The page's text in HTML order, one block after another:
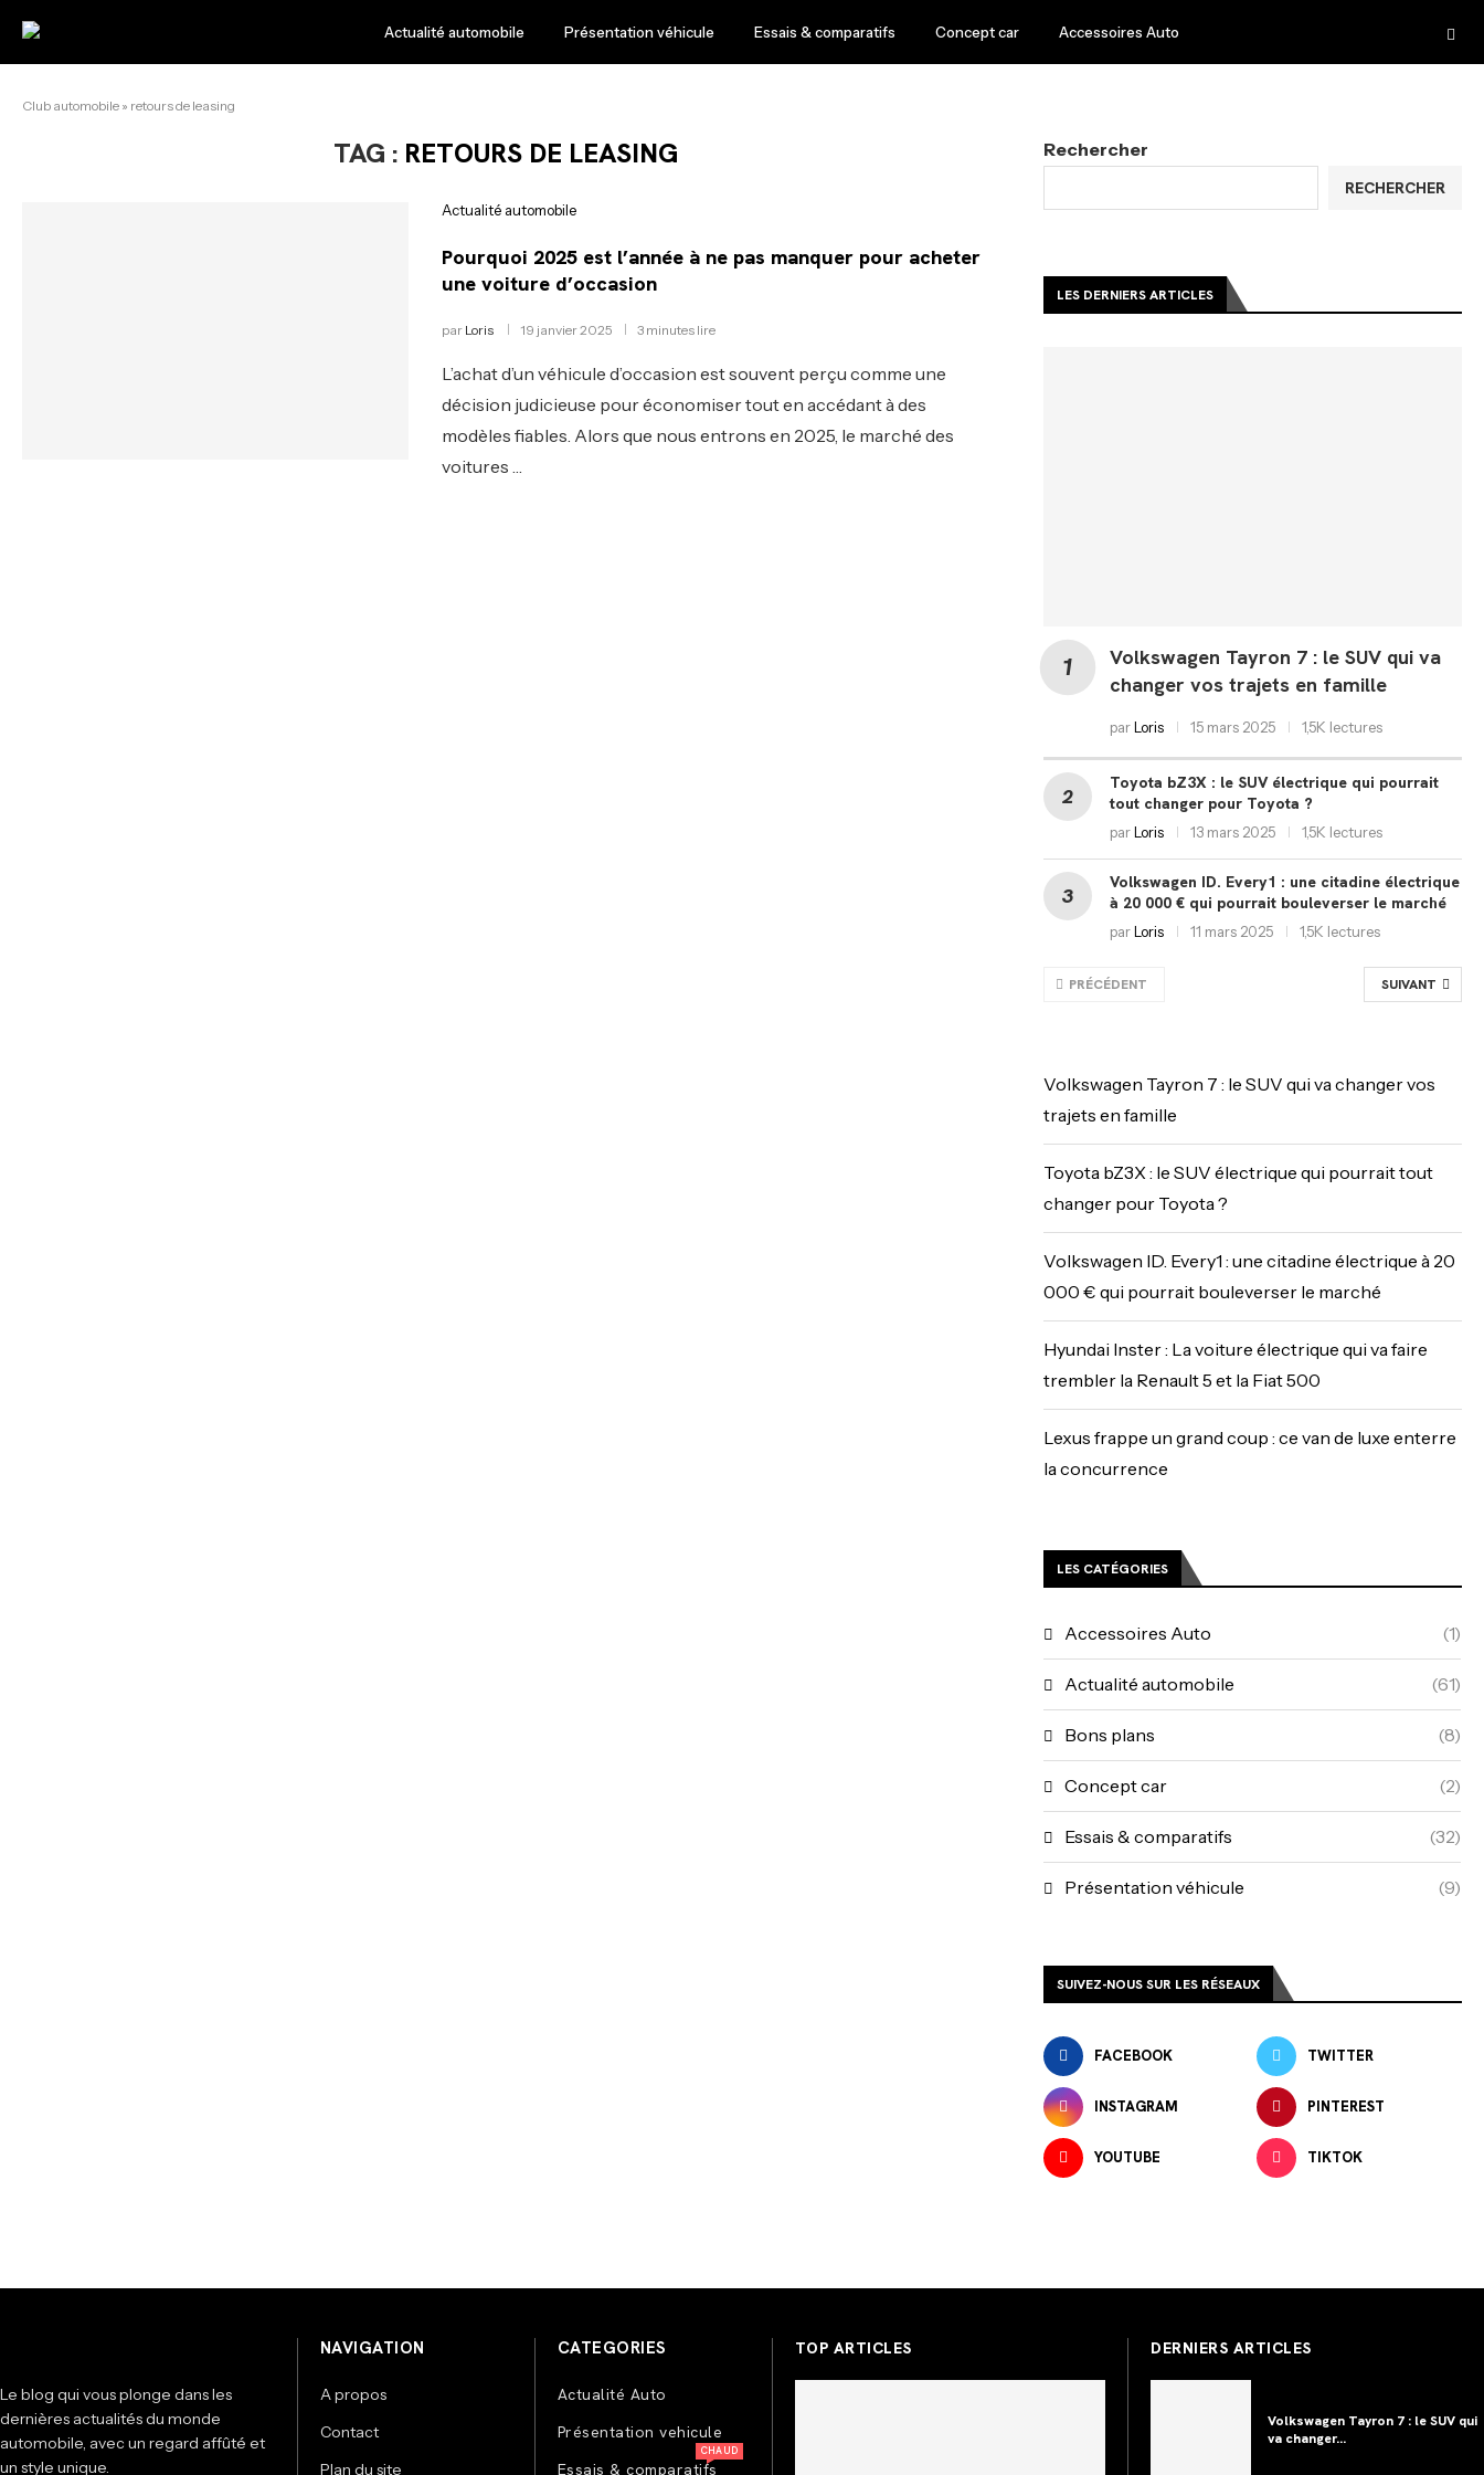
Actualité automobile Présentation véhicule Essais & comparatifs Concept car Accessoires Auto
Club automobile » retours de leasing
TAG : RETOURS DE LEASING
Actualité automobile
Pourquoi 2025 est l’année à ne pas manquer pour acheter
une voiture d’occasion
par Loris 19 janvier 2025 3 minutes lire
L’achat d’un véhicule d’occasion est souvent perçu comme une
décision judicieuse pour économiser tout en accédant à des
modèles fiables. Alors que nous entrons en 2025, le marché des
voitures …
Rechercher
RECHERCHER
LES DERNIERS ARTICLES
Volkswagen Tayron 7 : le SUV qui va
changer vos trajets en famille
parLoris 15 mars 2025 1,5K lectures
Toyota bZ3X : le SUV électrique qui pourrait
tout changer pour Toyota ?
parLoris 13 mars 2025 1,5K lectures
Volkswagen ID. Every1 : une citadine électrique
à 20 000 € qui pourrait bouleverser le marché
parLoris 11 mars 2025 1,5K lectures
PRÉCÉDENT SUIVANT
Volkswagen Tayron 7 : le SUV qui va changer vos
trajets en famille
Toyota bZ3X : le SUV électrique qui pourrait tout
changer pour Toyota ?
Volkswagen ID. Every1 : une citadine électrique à 20
000 € qui pourrait bouleverser le marché
Hyundai Inster : La voiture électrique qui va faire
trembler la Renault 5 et la Fiat 500
Lexus frappe un grand coup : ce van de luxe enterre
la concurrence
LES CATÉGORIES
Accessoires Auto (1)
Actualité automobile (61)
Bons plans (8)
Concept car (2)
Essais & comparatifs (32)
Présentation véhicule (9)
SUIVEZ-NOUS SUR LES RÉSEAUX
FACEBOOK TWITTER
INSTAGRAM PINTEREST
YOUTUBE TIKTOK
Le blog qui vous plonge dans les
dernières actualités du monde
automobile, avec un regard affûté et
un style unique.
NAVIGATION
A propos
Contact
Plan du site
CATEGORIES
Actualité Auto
Présentation vehicule
Essais & comparatifs
CHAUD
TOP ARTICLES DERNIERS ARTICLES
Volkswagen Tayron 7 : le SUV qui
va changer...